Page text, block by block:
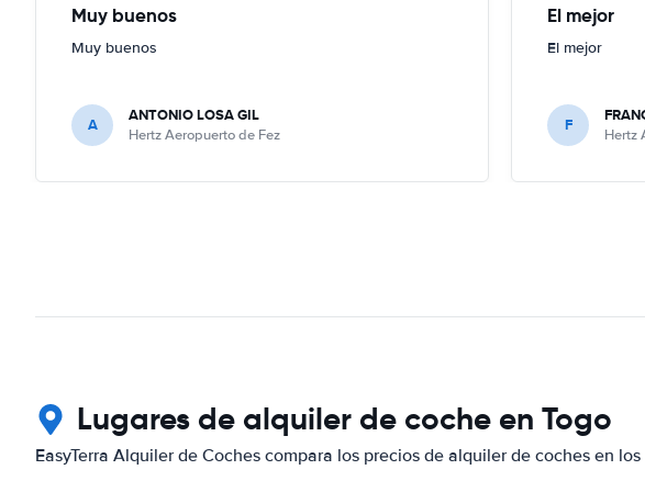
Muy buenos
Muy buenos
A ANTONIO LOSA GIL
Hertz Aeropuerto de Fez
El mejor
El mejor
F Hertz
Lugares de alquiler de coche en Togo
EasyTerra Alquiler de Coches compara los precios de alquiler de coches en